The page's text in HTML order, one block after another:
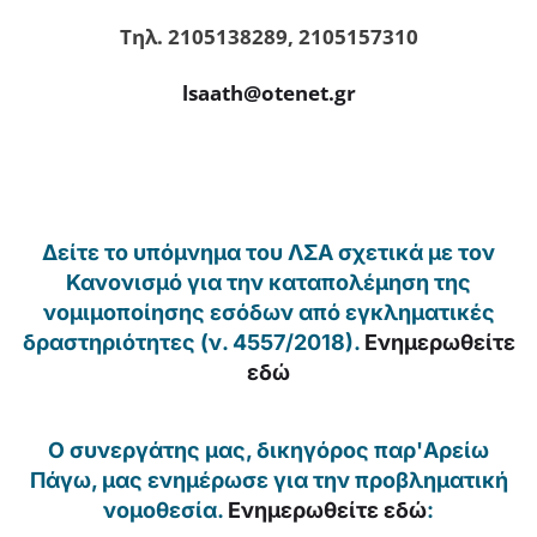
Τηλ. 2105138289, 2105157310
lsaath@otenet.gr
Δείτε το υπόμνημα του ΛΣΑ σχετικά με τον
Κανονισμό για την καταπολέμηση της
νομιμοποίησης εσόδων από εγκληματικές
δραστηριότητες (ν. 4557/2018). Ενημερωθείτε
εδώ
Ο συνεργάτης μας, δικηγόρος παρ'Αρείω
Πάγω, μας ενημέρωσε για την προβληματική
νομοθεσία. Ενημερωθείτε εδώ: